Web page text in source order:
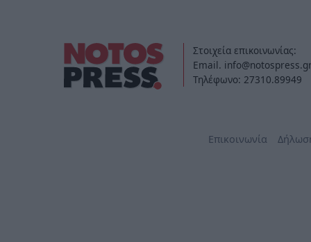
Στοιχεία επικοινωνίας:
Email. info@notospress.gr
Τηλέφωνο: 27310.89949
Επικοινωνία